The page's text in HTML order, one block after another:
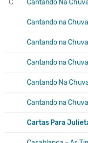
C Cantando Na
Cantando na
Cantando na
Cantando na
Cantando Na
Cantando na
Cartas Para